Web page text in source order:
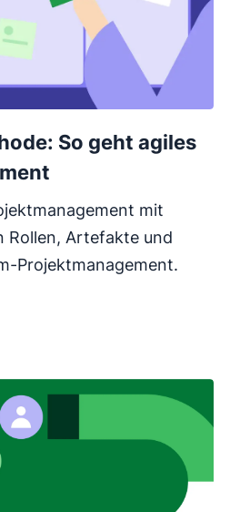
So geht agiles
mit
Rollen, Artefakte und
Projektmanagement.